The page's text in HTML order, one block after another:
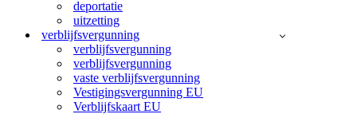
deportatie
uitzetting
verblijfsvergunning
verblijfsvergunning
verblijfsvergunning
vaste verblijfsvergunning
Vestigingsvergunning EU
Verblijfskaart EU